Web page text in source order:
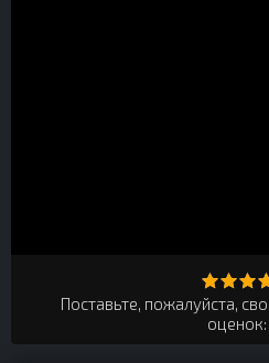
Поставьте, пожалуйста,
оценок: